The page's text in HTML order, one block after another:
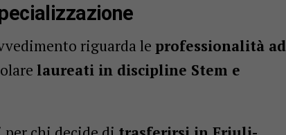
riguarda le professionalità ad
laureati in discipline Stem e